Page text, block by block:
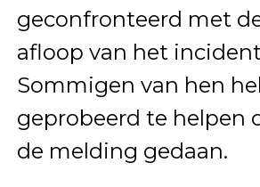
geconfronteerd met
afloop van het
Sommigen van hen
geprobeerd te helpen
de melding gedaan.